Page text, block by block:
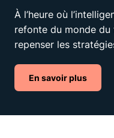
À l’heure où
refonte du monde
repenser les
En savoir plus